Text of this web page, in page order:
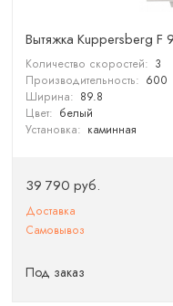
Вытяжка Kuppersberg F
Количество скоростей: 3
Производительность: 600
Ширина: 89.8
Цвет: белый
Установка: каминная
39 790 руб.
Доставка
Самовывоз
Под заказ